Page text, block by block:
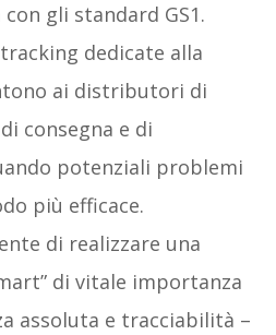
gli standard GS1.
dedicate alla
ai distributori di
consegna e di
potenziali problemi
più efficace.
di realizzare una
di vitale importanza
assoluta e tracciabilità –